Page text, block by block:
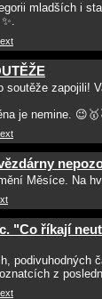
mladších i
soutěže zapojili!
je nemine.
Měsíce. Na
"Co říkají
podivuhodných
z